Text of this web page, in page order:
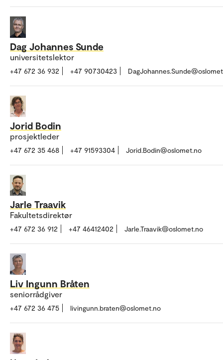
Dag Johannes Sunde
universitetslektor
+47 672 36 932 +47 90730423
Jorid Bodin
prosjektleder
+47 672 35 468 +47 91593304 Jorid.Bodin@oslomet.no
Jarle Traavik
Fakultetsdirektør
+47 672 36 912 +47 46412402 Jarle.Traavik@oslomet.no
Liv Ingunn Bråten
seniorrådgiver
+47 672 36 475 livingunn.braten@oslomet.no